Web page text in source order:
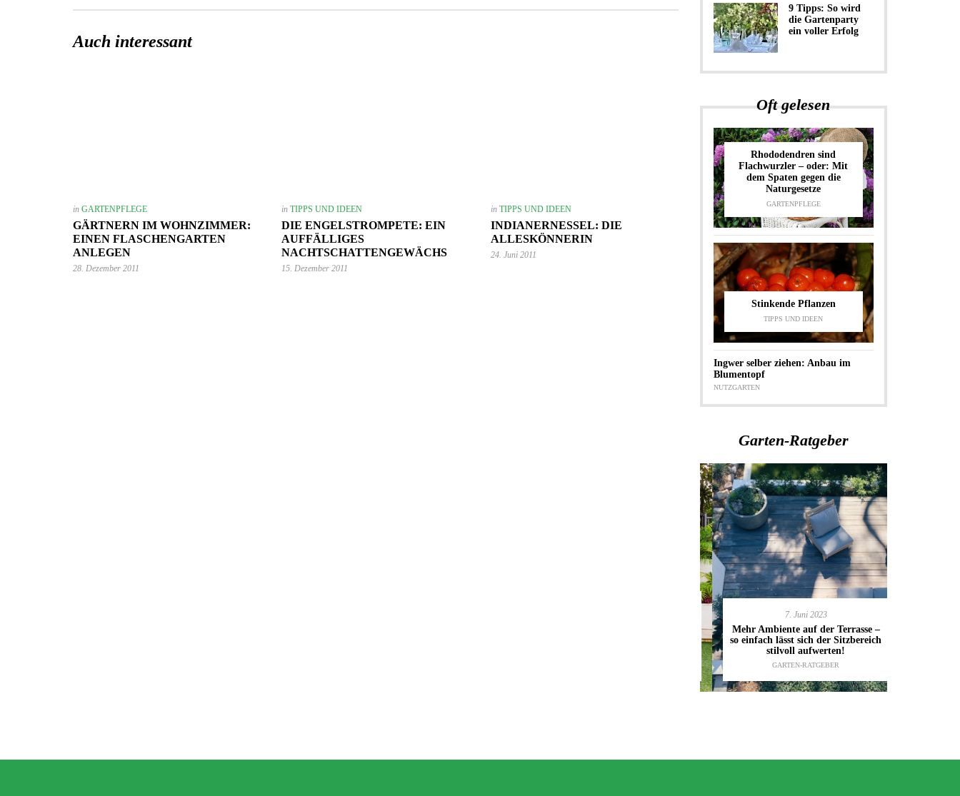
Auch interessant
in GARTENPFLEGE
GÄRTNERN IM WOHNZIMMER:
EINEN FLASCHENGARTEN
ANLEGEN
28. Dezember 2011
inTIPPS UND IDEEN
DIE ENGELSTROMPETE: EIN
AUFFÄLLIGES
NACHTSCHATTENGEWÄCHS
15. Dezember 2011
in TIPPS UND IDEEN
INDIANERNESSEL: DIE
ALLESKÖNNERIN
24. Juni 2011
9 Tipps: So wird
die Gartenparty
ein voller Erfolg
Oft gelesen
Rhododendren sind
Flachwurzler – oder: Mit
dem Spaten gegen die
Naturgesetze
GARTENPFLEGE
Stinkende Pflanzen
TIPPS UND IDEEN
Ingwer selber ziehen: Anbau im
Blumentopf
NUTZGARTEN
Garten-Ratgeber
7. Juni 2023
Mehr Ambiente auf der Terrasse –
so einfach lässt sich der Sitzbereich
stilvoll aufwerten!
GARTEN-RATGEBER